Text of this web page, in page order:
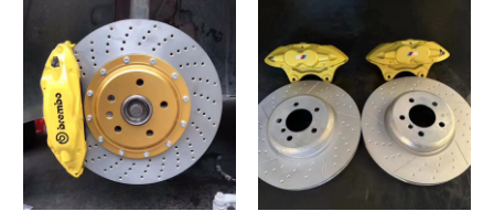
универсал
автомобиль vitz
автомобиль Toyota
подержанный
автомобиль vitz
диаметром 19 дюймов
и выше Audi
Mercedes-benz BMW